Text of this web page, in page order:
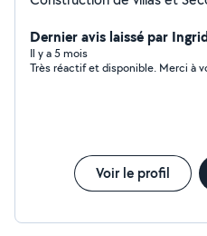
Peinture - Soudure et
de pétanque. Travaux tout
aménagement d'allées.
Dernier avis laissé par
Il y a 5 mois
Très réactif et disponible. Merci à
Voir le profil